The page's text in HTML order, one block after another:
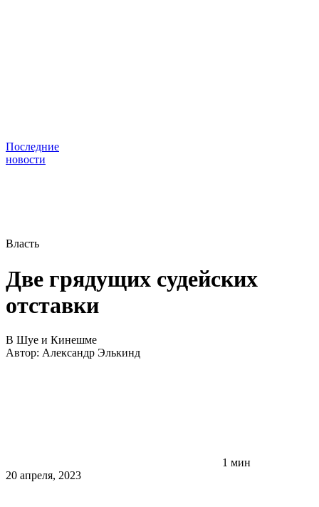
Последние
новости
Власть
Две грядущих судейских
отставки
В Шуе и Кинешме
Автор: Александр Элькинд
1 мин
20 апреля, 2023